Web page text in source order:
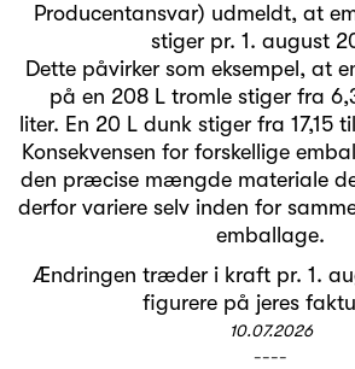
Producentansvar) udmeldt, at
stiger pr. 1. august
Dette påvirker som eksempel, at
på en 208 L tromle stiger fra
liter. En 20 L dunk stiger fra 17,15
Konsekvensen for forskellige
den præcise mængde materiale
derfor variere selv inden for
emballage.
Ændringen træder i kraft pr. 1.
figurere på jeres
10.07.2026
----